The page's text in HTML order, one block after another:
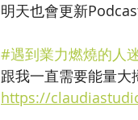
明天也會更新
#遇到業力燃燒的人
跟我一直需要能量大
https://